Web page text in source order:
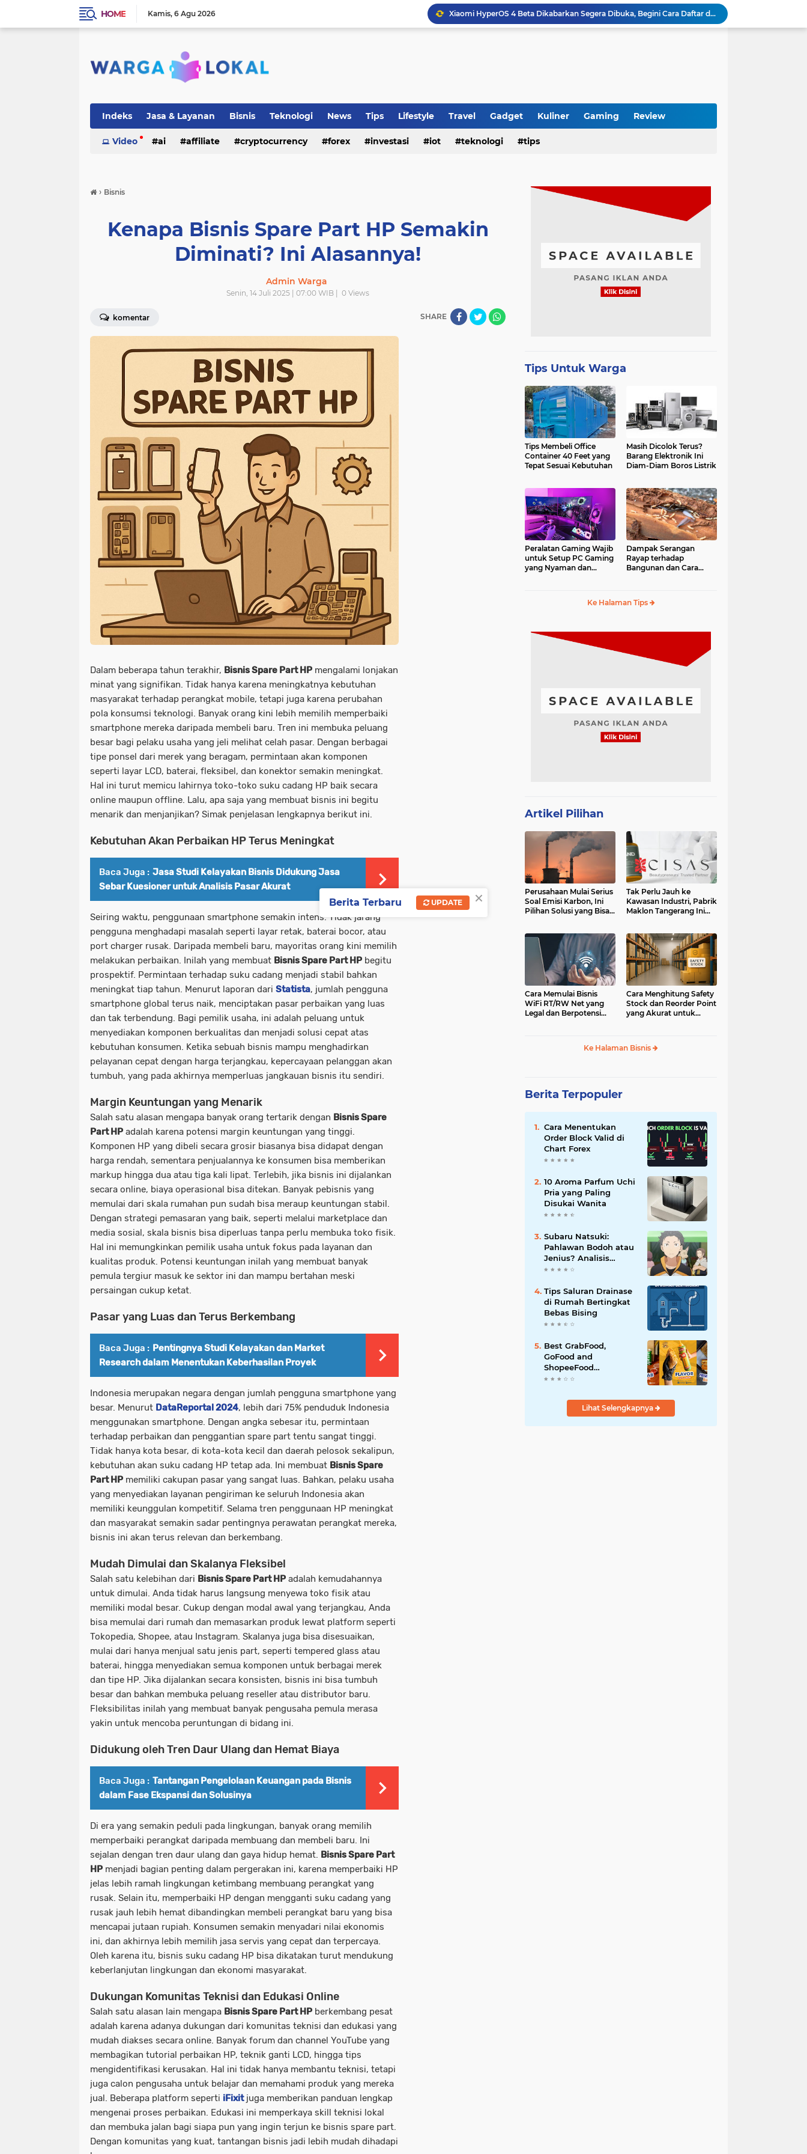
HOME Kamis 6 Agu 2026
Xiaomi HyperOS 4 Beta Dikabarkan Segera Dibuka, Begini Cara Daftar dan HP yang Didukung
HP Baru Tapi Cepat Panas dan Boros Baterai? Begini Cara Mengatasinya
Pebisnis Furniture Kayu Jati Makin Dicari, Ini Alasan Konsumen Rela Bayar Mahal
Indeks Jasa & Layanan Bisnis Teknologi News Tips Lifestyle Travel Gadget Kuliner Gaming Review
Video ai affiliate cryptocurrency forex investasi iot teknologi tips
› Bisnis
Kenapa Bisnis Spare Part HP Semakin
Diminati? Ini Alasannya!
Admin Warga
Senin, 14 Juli 2025 | 07:00 WIB | 0 Views
komentar SHARE
Dalam beberapa tahun terakhir, Bisnis Spare Part HP mengalami lonjakan
minat yang signifikan. Tidak hanya karena meningkatnya kebutuhan
masyarakat terhadap perangkat mobile, tetapi juga karena perubahan
pola konsumsi teknologi. Banyak orang kini lebih memilih memperbaiki
smartphone mereka daripada membeli baru. Tren ini membuka peluang
besar bagi pelaku usaha yang jeli melihat celah pasar. Dengan berbagai
tipe ponsel dari merek yang beragam, permintaan akan komponen
seperti layar LCD, baterai, fleksibel, dan konektor semakin meningkat.
Hal ini turut memicu lahirnya toko-toko suku cadang HP baik secara
online maupun offline. Lalu, apa saja yang membuat bisnis ini begitu
menarik dan menjanjikan? Simak penjelasan lengkapnya berikut ini.
Kebutuhan Akan Perbaikan HP Terus Meningkat
Baca Juga : Jasa Studi Kelayakan Bisnis Didukung Jasa
Sebar Kuesioner untuk Analisis Pasar Akurat
Seiring waktu, penggunaan smartphone semakin intens. Tidak jarang
pengguna menghadapi masalah seperti layar retak, baterai bocor, atau
port charger rusak. Daripada membeli baru, mayoritas orang kini memilih
melakukan perbaikan. Inilah yang membuat Bisnis Spare Part HP begitu
prospektif. Permintaan terhadap suku cadang menjadi stabil bahkan
meningkat tiap tahun. Menurut laporan dari Statista, jumlah pengguna
smartphone global terus naik, menciptakan pasar perbaikan yang luas
dan tak terbendung. Bagi pemilik usaha, ini adalah peluang untuk
menyediakan komponen berkualitas dan menjadi solusi cepat atas
kebutuhan konsumen. Ketika sebuah bisnis mampu menghadirkan
pelayanan cepat dengan harga terjangkau, kepercayaan pelanggan akan
tumbuh, yang pada akhirnya memperluas jangkauan bisnis itu sendiri.
Margin Keuntungan yang Menarik
Salah satu alasan mengapa banyak orang tertarik dengan Bisnis Spare
Part HP adalah karena potensi margin keuntungan yang tinggi.
Komponen HP yang dibeli secara grosir biasanya bisa didapat dengan
harga rendah, sementara penjualannya ke konsumen bisa memberikan
markup hingga dua atau tiga kali lipat. Terlebih, jika bisnis ini dijalankan
secara online, biaya operasional bisa ditekan. Banyak pebisnis yang
memulai dari skala rumahan pun sudah bisa meraup keuntungan stabil.
Dengan strategi pemasaran yang baik, seperti melalui marketplace dan
media sosial, skala bisnis bisa diperluas tanpa perlu membuka toko fisik.
Hal ini memungkinkan pemilik usaha untuk fokus pada layanan dan
kualitas produk. Potensi keuntungan inilah yang membuat banyak
pemula tergiur masuk ke sektor ini dan mampu bertahan meski
persaingan cukup ketat.
Pasar yang Luas dan Terus Berkembang
Baca Juga : Pentingnya Studi Kelayakan dan Market
Research dalam Menentukan Keberhasilan Proyek
Indonesia merupakan negara dengan jumlah pengguna smartphone yang
besar. Menurut DataReportal 2024, lebih dari 75% penduduk Indonesia
menggunakan smartphone. Dengan angka sebesar itu, permintaan
terhadap perbaikan dan penggantian spare part tentu sangat tinggi.
Tidak hanya kota besar, di kota-kota kecil dan daerah pelosok sekalipun,
kebutuhan akan suku cadang HP tetap ada. Ini membuat Bisnis Spare
Part HP memiliki cakupan pasar yang sangat luas. Bahkan, pelaku usaha
yang menyediakan layanan pengiriman ke seluruh Indonesia akan
memiliki keunggulan kompetitif. Selama tren penggunaan HP meningkat
dan masyarakat semakin sadar pentingnya perawatan perangkat mereka,
bisnis ini akan terus relevan dan berkembang.
Mudah Dimulai dan Skalanya Fleksibel
Salah satu kelebihan dari Bisnis Spare Part HP adalah kemudahannya
untuk dimulai. Anda tidak harus langsung menyewa toko fisik atau
memiliki modal besar. Cukup dengan modal awal yang terjangkau, Anda
bisa memulai dari rumah dan memasarkan produk lewat platform seperti
Tokopedia, Shopee, atau Instagram. Skalanya juga bisa disesuaikan,
mulai dari hanya menjual satu jenis part, seperti tempered glass atau
baterai, hingga menyediakan semua komponen untuk berbagai merek
dan tipe HP. Jika dijalankan secara konsisten, bisnis ini bisa tumbuh
besar dan bahkan membuka peluang reseller atau distributor baru.
Fleksibilitas inilah yang membuat banyak pengusaha pemula merasa
yakin untuk mencoba peruntungan di bidang ini.
Didukung oleh Tren Daur Ulang dan Hemat Biaya
Baca Juga : Tantangan Pengelolaan Keuangan pada Bisnis
dalam Fase Ekspansi dan Solusinya
Di era yang semakin peduli pada lingkungan, banyak orang memilih
memperbaiki perangkat daripada membuang dan membeli baru. Ini
sejalan dengan tren daur ulang dan gaya hidup hemat. Bisnis Spare Part
HP menjadi bagian penting dalam pergerakan ini, karena memperbaiki HP
jelas lebih ramah lingkungan ketimbang membuang perangkat yang
rusak. Selain itu, memperbaiki HP dengan mengganti suku cadang yang
rusak jauh lebih hemat dibandingkan membeli perangkat baru yang bisa
mencapai jutaan rupiah. Konsumen semakin menyadari nilai ekonomis
ini, dan akhirnya lebih memilih jasa servis yang cepat dan terpercaya.
Oleh karena itu, bisnis suku cadang HP bisa dikatakan turut mendukung
keberlanjutan lingkungan dan ekonomi masyarakat.
Dukungan Komunitas Teknisi dan Edukasi Online
Salah satu alasan lain mengapa Bisnis Spare Part HP berkembang pesat
adalah karena adanya dukungan dari komunitas teknisi dan edukasi yang
mudah diakses secara online. Banyak forum dan channel YouTube yang
membagikan tutorial perbaikan HP, teknik ganti LCD, hingga tips
mengidentifikasi kerusakan. Hal ini tidak hanya membantu teknisi, tetapi
juga calon pengusaha untuk belajar dan memahami produk yang mereka
jual. Beberapa platform seperti iFixitjuga memberikan panduan lengkap
mengenai proses perbaikan. Edukasi ini memperkaya skill teknisi lokal
dan membuka jalan bagi siapa pun yang ingin terjun ke bisnis spare part.
Dengan komunitas yang kuat, tantangan bisnis jadi lebih mudah dihadapi
Tips Untuk Warga
Tips Membeli Office
Container 40 Feet yang
Tepat Sesuai Kebutuhan
Masih Dicolok Terus?
Barang Elektronik Ini
Diam-Diam Boros Listrik
Peralatan Gaming Wajib
untuk Setup PC Gaming
yang Nyaman dan
Dampak Serangan
Rayap terhadap
Bangunan dan Cara
Ke Halaman Tips
Artikel Pilihan
Perusahaan Mulai Serius
Soal Emisi Karbon, Ini
Pilihan Solusi yang Bisa
Tak Perlu Jauh ke
Kawasan Industri, Pabrik
Maklon Tangerang Ini
Cara Memulai Bisnis
WiFi RT/RW Net yang
Legal dan Berpotensi
Cara Menghitung Safety
Stock dan Reorder Point
yang Akurat untuk
Ke Halaman Bisnis
Berita Terpopuler
Cara Menentukan
Order Block Valid di
Chart Forex
10 Aroma Parfum Uchi
Pria yang Paling
Disukai Wanita
Subaru Natsuki:
Pahlawan Bodoh atau
Jenius? Analisis
Karakter Re:Zero
Tips Saluran Drainase
di Rumah Bertingkat
Bebas Bising
Best GrabFood,
GoFood and
ShopeeFood
Restaurants in Bali for
Lihat Selengkapnya
×
Berita Terbaru UPDATE